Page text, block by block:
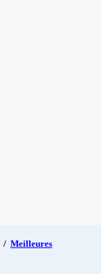
/ Meilleures